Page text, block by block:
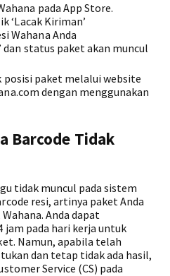
pada App Store.
‘Lacak Kiriman’
Wahana Anda
dan status paket akan muncul
posisi paket melalui website
dengan menggunakan
Barcode Tidak
tidak muncul pada sistem
resi, artinya paket Anda
Anda dapat
jam pada hari kerja untuk
Namun, apabila telah
dan tetap tidak ada hasil,
Service (CS) pada